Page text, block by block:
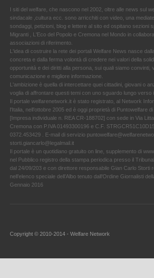
I siti del welfare, che nascono nel 2002, oltre alle news sul
sindacale ,cultura ecc. sono arricchiti con video, una
sondaggi, petizioni, blog e lettere al sito ed ospitano sezioni
Migranti , L'Eco del Popolo e Cremona nel Mondo in
associazioni di riferimento.
L'idea di costruire la rete dei portali Welfare News nasce
concreta e dalla ferma volontà di credere nei valori della
opportunità e dei diritti alla persona, sui quali siamo convinti,
comunicazione e migliore informazione.
L'ambizione è quella di intercettare quei cittadini, giovani o
voglia di affrontare questi temi con uno sguardo lungo verso
Il portale welfarenetwork.it è stato registrato, al Network
l'Italia, nell’ottobre 2005 ed è oggi proprietà di Puntowelfare
[Impresa individuale n. REA CR-188702] con sede in Via
Cremona con P.IVA 01493300196 e C.F.
0372.453429 . E-mail di servizio
storti.giancarlo@legalmail.it
Il portale è un quotidiano gratuito on line, supplemento di
nel Pubblico registro della stampa periodica presso il
dal 24/09/203 e con direttore responsabile Gian Carlo Storti
nell’elenco speciale dell’Albo tenuto dall’Ordine Giornalisti
Gennaio 2016
Copyright © 2010-2014 - Welfare Network